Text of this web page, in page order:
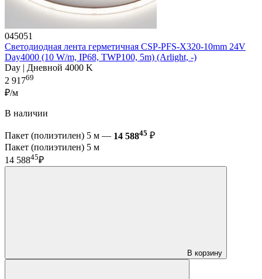
045051
Светодиодная лента герметичная CSP-PFS-X320-10mm 24V
Day4000 (10 W/m, IP68, TWP100, 5m) (Arlight, -)
Day | Дневной 4000 K
2 91769
₽/м
В наличии
Пакет (полиэтилен) 5 м — 14 58845 ₽
Пакет (полиэтилен) 5 м
14 58845₽
В корзину